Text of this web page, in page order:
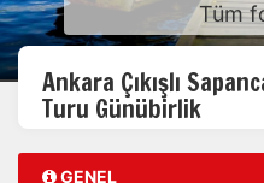
Tüm
Ankara Çıkışlı
Turu Günübirlik
GENEL